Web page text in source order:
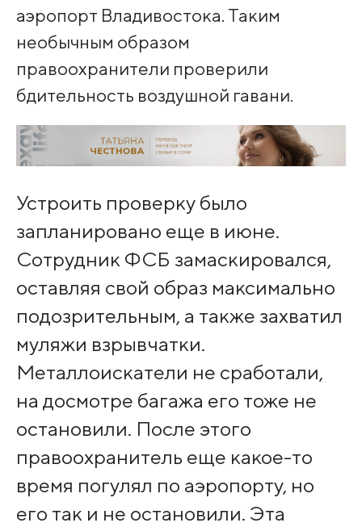
аэропорт Владивостока. Таким
необычным образом
правоохранители проверили
бдительность воздушной гавани.
Устроить проверку было
запланировано еще в июне.
Сотрудник ФСБ замаскировался,
оставляя свой образ максимально
подозрительным, а также захватил
муляжи взрывчатки.
Металлоискатели не сработали,
на досмотре багажа его тоже не
остановили. После этого
правоохранитель еще какое-то
время погулял по аэропорту, но
его так и не остановили. Эта